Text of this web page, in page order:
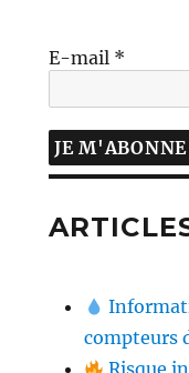
E-mail *
compteurs